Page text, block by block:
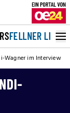
FELLNER LIVE
Wagner im Interview